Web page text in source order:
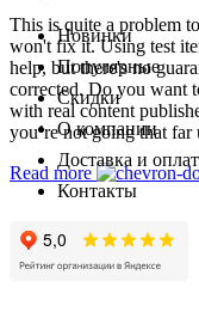
This is quite a problem
won't fix it. Using test
help, but there's no
corrected. Do you want
with real content
you’re not going that
Read more
Новинки
Популярные
Скидки
О компании
Доставка и
Контакты